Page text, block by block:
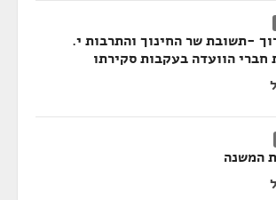
-תשובת שר החינוך והתרבות י.
חברי הוועדה בעקבות סקירתו
המשנה